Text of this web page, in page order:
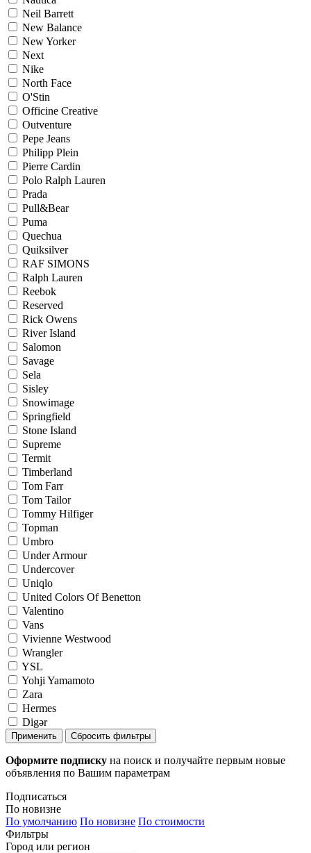
Neil Barrett
New Balance
New Yorker
Next
Nike
North Face
O'Stin
Officine Creative
Outventure
Pepe Jeans
Philipp Plein
Pierre Cardin
Polo Ralph Lauren
Prada
Pull&Bear
Puma
Quechua
Quiksilver
RAF SIMONS
Ralph Lauren
Reebok
Reserved
Rick Owens
River Island
Salomon
Savage
Sela
Sisley
Snowimage
Springfield
Stone Island
Supreme
Termit
Timberland
Tom Farr
Tom Tailor
Tommy Hilfiger
Topman
Umbro
Under Armour
Undercover
Uniqlo
United Colors Of Benetton
Valentino
Vans
Vivienne Westwood
Wrangler
YSL
Yohji Yamamoto
Zara
Hermes
Digər
Применить Сбросить фильтры
Оформите подписку на поиск и получайте первым новые
объявления по Вашим параметрам
Подписаться
По новизне
По умолчанию По новизне По стоимости
Фильтры
Город или регион